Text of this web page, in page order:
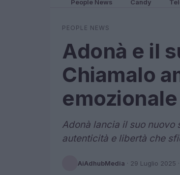
People News Candy
PEOPLE NEWS
Adonà e il
Chiamalo
emozionale
Adonà lancia il suo nuovo
autenticità e libertà che
AiAdhubMedia · 29 Luglio 2025